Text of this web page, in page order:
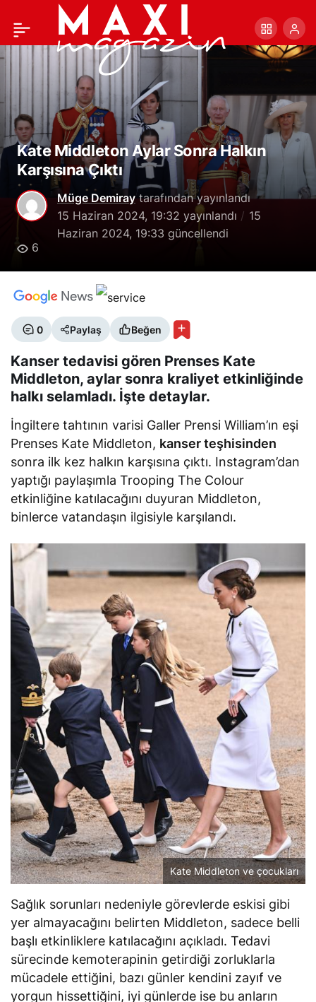
Kate Middleton Aylar Sonra Halkın
Karşısına Çıktı
Müge Demiray tarafından yayınlandı
15 Haziran 2024, 19:32 yayınlandı
15
Haziran 2024, 19:33 güncellendi
6
0 Paylaş Beğen
Kanser tedavisi gören Prenses Kate
Middleton, aylar sonra kraliyet etkinliğinde
halkı selamladı. İşte detaylar.
İngiltere tahtının varisi Galler Prensi William’ın eşi
Prenses Kate Middleton, kanser teşhisinden
sonra ilk kez halkın karşısına çıktı. Instagram’dan
yaptığı paylaşımla Trooping The Colour
etkinliğine katılacağını duyuran Middleton,
binlerce vatandaşın ilgisiyle karşılandı.
Kate Middleton ve çocukları
Sağlık sorunları nedeniyle görevlerde eskisi gibi
yer almayacağını belirten Middleton, sadece belli
başlı etkinliklere katılacağını açıkladı. Tedavi
sürecinde kemoterapinin getirdiği zorluklarla
mücadele ettiğini, bazı günler kendini zayıf ve
yorgun hissettiğini, iyi günlerde ise bu anların
Kanye West’e Eski
Asistanından Taciz
Davası
Paylaş